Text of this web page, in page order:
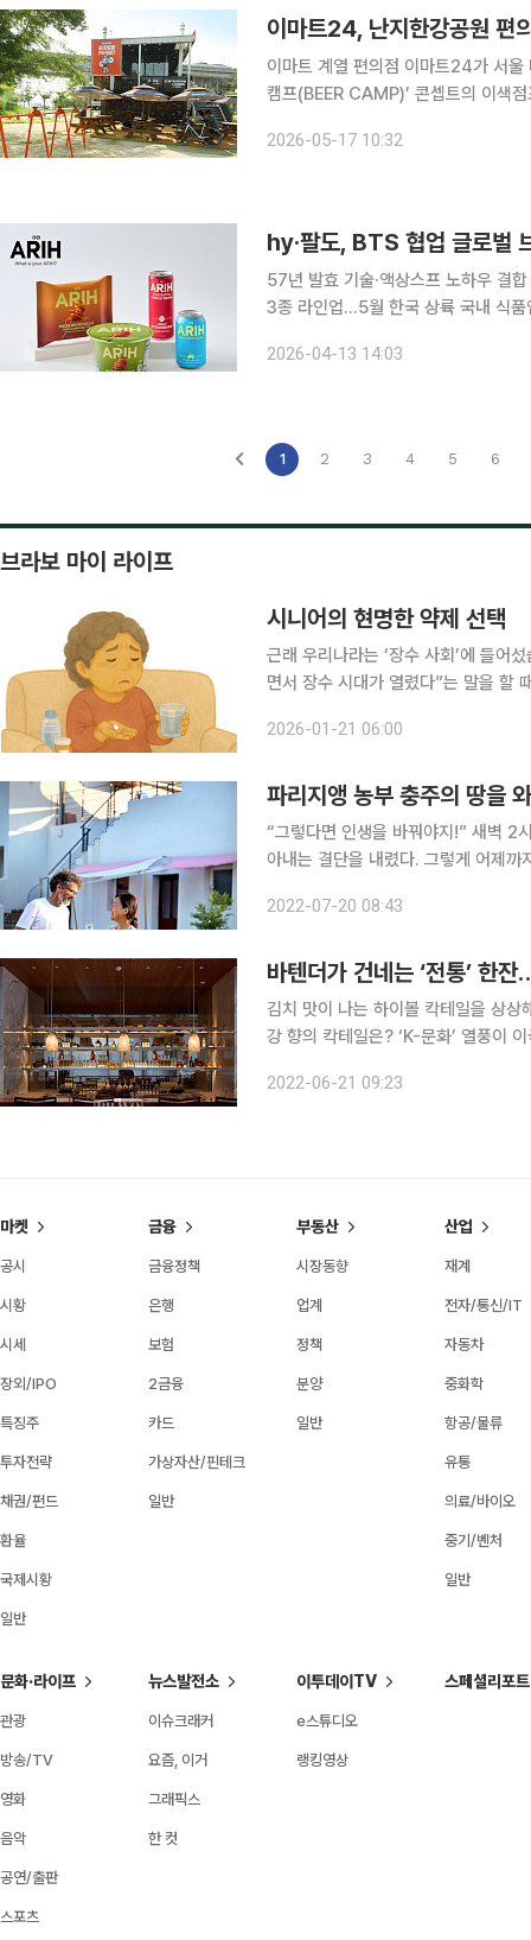
이마트24, 난지한강공원 편
이마트 계열 편의점 이마트24가 서울
캠프(BEER CAMP)’ 콘셉트의 이색점포 2개점을 열었다. 17
과 119㎡(36평) 규모의 복층 구조다.
2026-05-17 10:32
hy·팔도, BTS 협업 글로벌
57년 발효 기술·액상스프 노하우 결
3종 라인업…5월 한국 상륙 국내 식품업계에서 차별화한 기술력을 강조해온 hy와 팔도가 세계적인
모델 기용을 넘어 기획 단계부터 아티
2026-04-13 14:03
1 2 3 4 5 6
브라보 마이 라이프
시니어의 현명한 약제 선택
근래 우리나라는 ‘장수 사회’에 들어
면서 장수 시대가 열렸다”는 말을 할
2026-01-21 06:00
파리지앵 농부 충주의 땅을
“그렇다면 인생을 바꿔야지!” 새벽 2
아내는 결단을 내렸다. 그렇게 어제
편은 뭐든 이뤄진다 하고, 아내는 뭐
2022-07-20 08:43
바텐더가 건네는 ‘전통’ 한
김치 맛이 나는 하이볼 칵테일을 상
강 향의 칵테일은? ‘K-문화’ 열풍이
2022-06-21 09:23
마켓
공시
시황
시세
장외/IPO
특징주
투자전략
채권/펀드
환율
국제시황
일반
금융
금융정책
은행
보험
2금융
카드
가상자산/핀테크
일반
부동산
시장동향
업계
정책
분양
일반
산업
재계
전자/통신/IT
자동차
중화학
항공/물류
유통
의료/바이오
중기/벤처
일반
문화·라이프
관광
방송/TV
영화
음악
공연/출판
스포츠
뉴스발전소
이슈크래커
요즘, 이거
그래픽스
한 컷
이투데이TV
e스튜디오
랭킹영상
스페셜리포트